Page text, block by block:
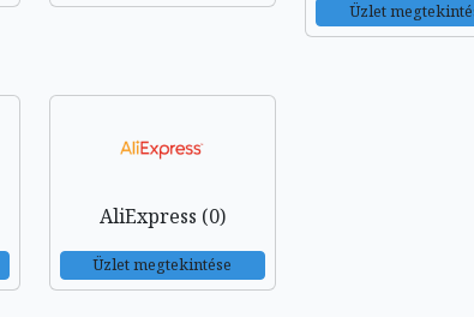
Üzlet
AliExpress (0)
Üzlet megtekintése